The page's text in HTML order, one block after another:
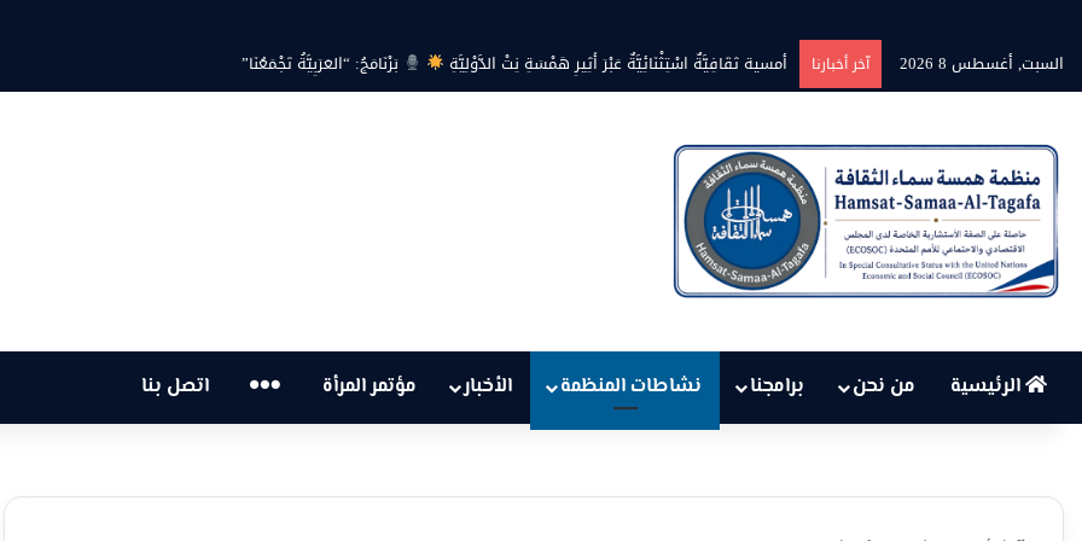
السبت, أغسطس 8 2026
آخر أخبارنا أمسية ثقَافِيَّةٌ اسْتِثْنَائِيَّةٌ عَبْرَ أَثِيرِ هَمْسَةِ نِتْ الدَّوْلِيَّةِ بَرْنَامَجُ: “العَرَبِيَّةُ تَجْمَعُنَا”
الرئيسية من نحن برامجنا نشاطات المنظمة الأخبار مؤتمر المرأة … اتصل بنا